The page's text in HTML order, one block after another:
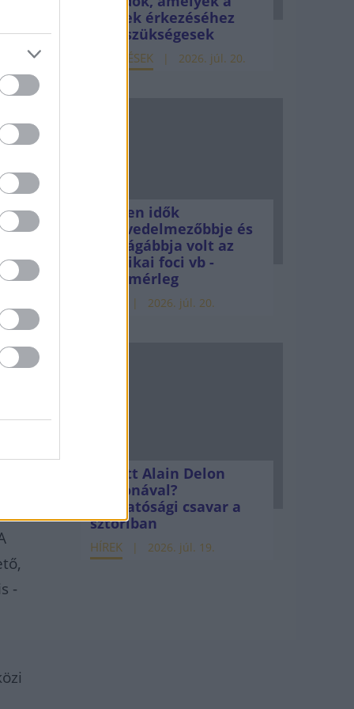
a
-
-
pénzek érkezéséhez
még szükségesek
ELEMZÉSEK 2026. júl. 20.
Minden idők
legjövedelmezőbbje és
legdrágábbja volt az
amerikai foci vb -
gyorsmérleg
2026. júl. 20.
Mi lett Alain Delon
vagyonával?
Adóhatósági csavar a
sztoriban
HÍREK 2026. júl. 19.